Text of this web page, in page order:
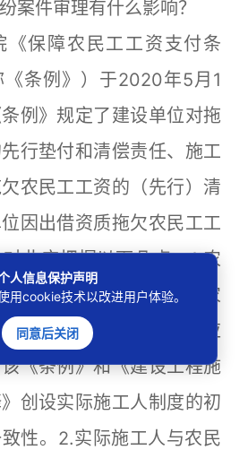
案件审理有什么影响？
保障农民工工资支付条
条例》）于2020年5月1
例》规定了建设单位对拖
行垫付和清偿责任、施工
农民工工资的（先行）清
因出借资质拖欠农民工工
此应把握以下几点：1.农
提供劳动的农村居民，农
为用工单位提供劳动后应
《条例》和《建设工程施
创设实际施工人制度的初
性。2.实际施工人与农民
人信息保护声明
用cookie技术以改进用户体验。
同意后关闭